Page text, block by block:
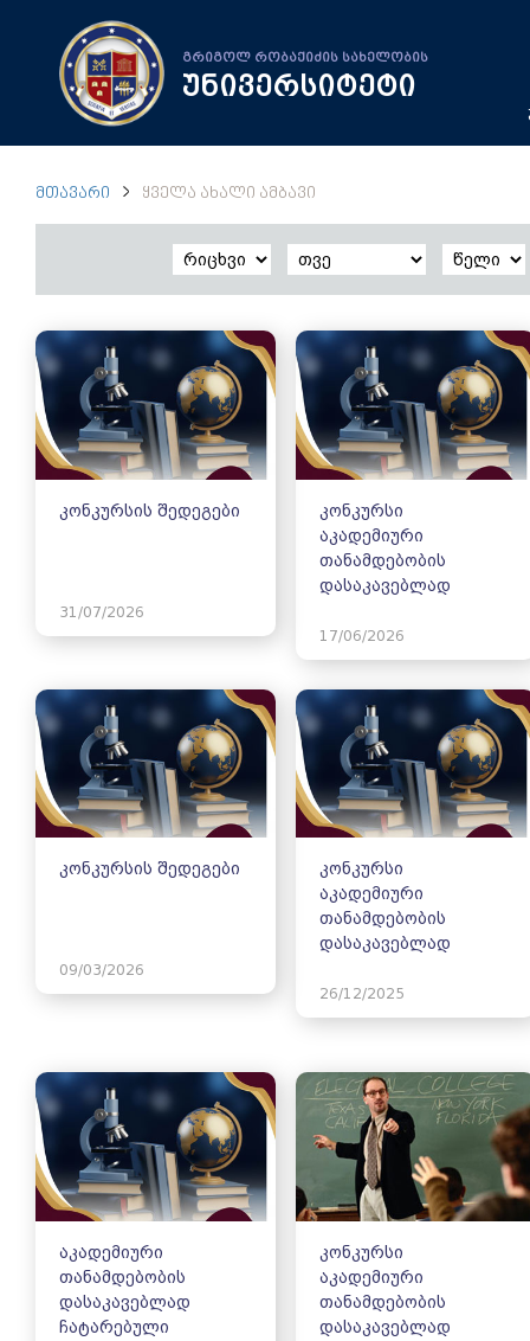
გრიგოლ რობაქიძის სახელობის
უნივერსიტეტი
ᲛᲗᲐᲕᲐᲠᲘ ᲧᲕᲔᲚᲐ ᲐᲮᲐᲚᲘ ᲐᲛᲑᲐᲕᲘ
კონკურსის შედეგები
31/07/2026
კონკურსი
აკადემიური
თანამდებობის
დასაკავებლად
17/06/2026
კონკურსის შედეგები
09/03/2026
კონკურსი
აკადემიური
თანამდებობის
დასაკავებლად
26/12/2025
აკადემიური
თანამდებობის
დასაკავებლად
ჩატარებული
კონკურსი
აკადემიური
თანამდებობის
დასაკავებლად